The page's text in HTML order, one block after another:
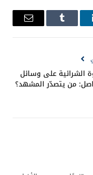
فلا تتردد في دخول
واحتياجات
المجال لم يعد
بل على
والتطوّر السريع
ليس مجرد
في سلوك